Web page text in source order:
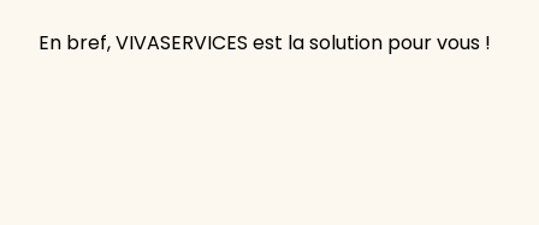
En bref, VIVASERVICES est la solution pour vous !